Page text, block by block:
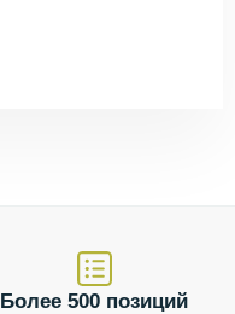
Более 500 позиций